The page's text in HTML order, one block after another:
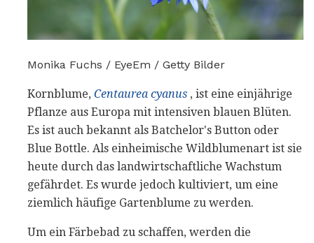
Monika Fuchs / EyeEm / Getty Bilder
Kornblume, Centaurea cyanus , ist eine einjährige
Pflanze aus Europa mit intensiven blauen Blüten.
Es ist auch bekannt als Batchelor's Button oder
Blue Bottle. Als einheimische Wildblumenart ist sie
heute durch das landwirtschaftliche Wachstum
gefährdet. Es wurde jedoch kultiviert, um eine
ziemlich häufige Gartenblume zu werden.
Um ein Färbebad zu schaffen, werden die